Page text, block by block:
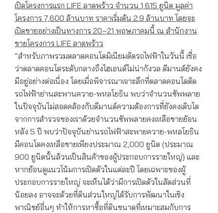
เปิดโครงการแรก LIFE ลาดพร้าว จำนวน 1,615 ยูนิต มูลค่า
โครงการ 7,600 ล้านบาท ราคาเริ่มต้น 2.9 ล้านบาท โดยจะ
เปิดขายอย่างเป็นทางการ 20–21 พฤษภาคมนี้ ณ สำนักงาน
ขายโครงการ LIFE ลาดพร้าว
“สำหรับภาพรวมตลาดคอนโดมิเนียมติดรถไฟฟ้าในวันนี้ เชื่อ
ว่าตลาดคอนโดระดับกลางถึงไฮเอนด์ไม่น่ากังวล ดีมานด์ยังคง
มีอยู่อย่างต่อเนื่อง โดยเมื่อพิจารณาเจาะลึกที่ตลาดคอนโดติด
รถไฟฟ้าย่านสะพานควาย-พหลโยธิน พบว่าจำนวนซัพพลาย
ในปัจจุบันไม่สอดคล้องกับดีมานด์ความต้องการที่ยังคงเติบโต
จากการสำรวจของเราด้วยจำนวนซัพพลายคงเหลือขายย้อน
หลัง 5 ปี พบว่าปัจจุบันย่านรถไฟฟ้าสะพายควาย-พหลโยธิน
มีคอนโดคงเหลือขายเพียงประมาณ 2,000 ยูนิต (ประมาณ
900 ยูนิตนั้นล้วนเป็นสินค้าของผู้ประกอบการรายใหญ่) และ
หากย้อนดูแนวโน้มการเปิดตัวในแต่ละปี โดยเฉพาะของผู้
ประกอบการรายใหญ่ จะเห็นได้ว่ามีการเปิดตัวในสัดส่วนที่
น้อยลง อาจจะด้วยที่ดินส่วนใหญ่ได้รับการพัฒนาในเชิง
พาณิชย์อื่นๆ ทำให้การหาซื้อที่ดินขนาดที่เหมาะสมกับการ